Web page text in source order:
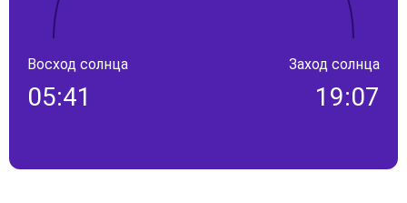
Восход солнца
05:41
Заход солнца
19:07